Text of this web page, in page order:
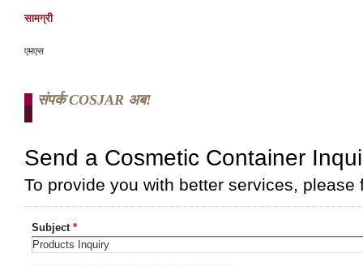
सामग्री
एमएस
संपर्क COSJAR अब!